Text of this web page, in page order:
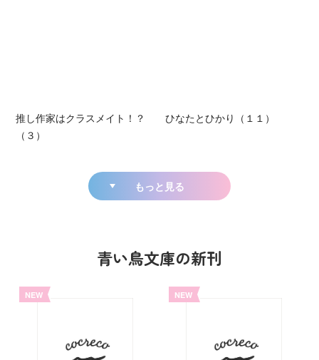
推し作家はクラスメイト！？
（３）
ひなたとひかり（１１）
もっと見る
青い鳥文庫の新刊
NEW NEW